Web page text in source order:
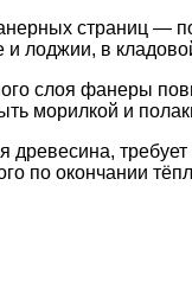
страниц —
и лоджии, в
слоя фанеры
морилкой и
древесина,
по окончании